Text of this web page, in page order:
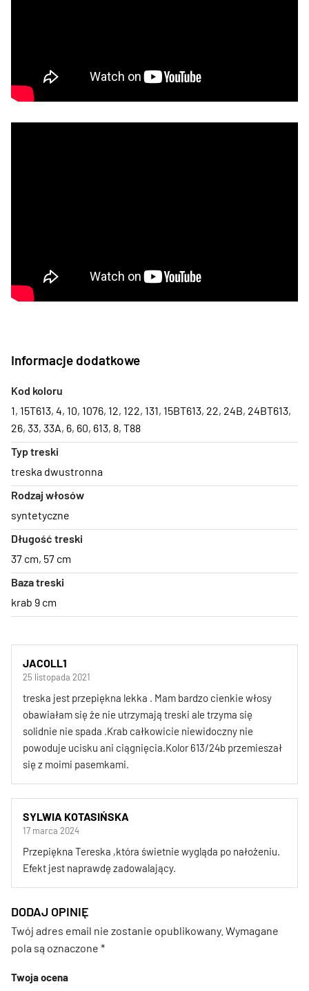
Informacje dodatkowe
Kod koloru
1, 15T613, 4, 10, 1076, 12, 122, 131, 15BT613, 22, 24B, 24BT613,
26, 33, 33A, 6, 60, 613, 8, T88
Typ treski
treska dwustronna
Rodzaj włosów
syntetyczne
Długość treski
37 cm, 57 cm
Baza treski
krab 9 cm
JACOLL1
25 listopada 2021
treska jest przepiękna lekka . Mam bardzo cienkie włosy
obawiałam się że nie utrzymają treski ale trzyma się
solidnie nie spada .Krab całkowicie niewidoczny nie
powoduje ucisku ani ciągnięcia.Kolor 613/24b przemieszał
się z moimi pasemkami.
SYLWIA KOTASIŃSKA
17 marca 2024
Przepiękna Tereska ,która świetnie wygląda po nałożeniu.
Efekt jest naprawdę zadowalający.
DODAJ OPINIĘ
Twój adres email nie zostanie opublikowany. Wymagane
pola są oznaczone *
Twoja ocena